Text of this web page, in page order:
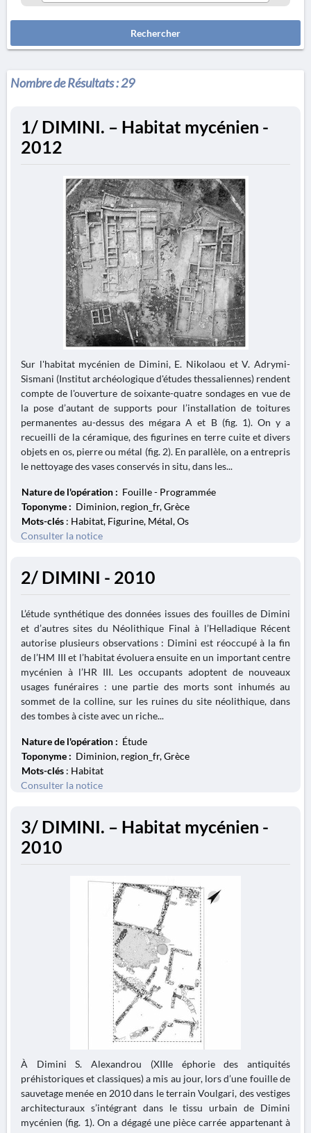
Rechercher
Nombre de Résultats :29
1/ DIMINI. – Habitat mycénien -
2012
Sur l'habitat mycénien de Dimini, E. Nikolaou et V. Adrymi-
Sismani (Institut archéologique d'études thessaliennes) rendent
compte de l'ouverture de soixante-quatre sondages en vue de
la pose d’autant de supports pour l’installation de toitures
permanentes au-dessus des mégara A et B (fig. 1). On y a
recueilli de la céramique, des figurines en terre cuite et divers
objets en os, pierre ou métal (fig. 2). En parallèle, on a entrepris
le nettoyage des vases conservés in situ, dans les...
Nature de l'opération : Fouille - Programmée
Toponyme : Diminion, region_fr, Grèce
Mots-clés : Habitat, Figurine, Métal, Os
Consulter la notice
2/ DIMINI - 2010
L’étude synthétique des données issues des fouilles de Dimini
et d’autres sites du Néolithique Final à l’Helladique Récent
autorise plusieurs observations : Dimini est réoccupé à la fin
de l’HM III et l’habitat évoluera ensuite en un important centre
mycénien à l’HR III. Les occupants adoptent de nouveaux
usages funéraires : une partie des morts sont inhumés au
sommet de la colline, sur les ruines du site néolithique, dans
des tombes à ciste avec un riche...
Nature de l'opération : Étude
Toponyme : Diminion, region_fr, Grèce
Mots-clés : Habitat
Consulter la notice
3/ DIMINI. – Habitat mycénien -
2010
À Dimini S. Alexandrou (XIIIe éphorie des antiquités
préhistoriques et classiques) a mis au jour, lors d’une fouille de
sauvetage menée en 2010 dans le terrain Voulgari, des vestiges
architecturaux s’intégrant dans le tissu urbain de Dimini
mycénien (fig. 1). On a dégagé une pièce carrée appartenant à